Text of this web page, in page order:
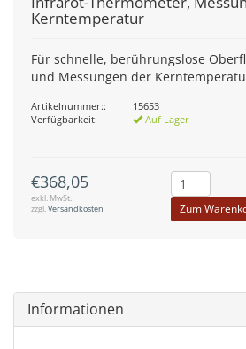
Kerntemperatur
Für schnelle, berührungslose
und Messungen der
Artikelnummer::
15653
Verfügbarkeit:
Auf Lager
€368,05
exkl. MwSt.
zzgl.Versandkosten Zum
Informationen